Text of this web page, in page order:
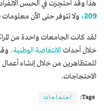
هذا وقد اُحتُجِزت في الحبس الانفرادي لمدة 10 أيام بعد
209، ولا تتوفر حتى الآن معلومات
لقد كانت الجامعات واحدة من
خلال أحداث الانتفاضة الوطنية،
للمتظاهرين من خلال إنشاء أعمال
الاحتجاجات.
Tags: احتجاجات